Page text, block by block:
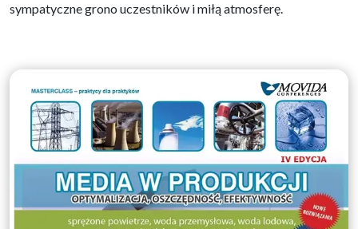
sympatyczne grono uczestników i miłą atmosferę.